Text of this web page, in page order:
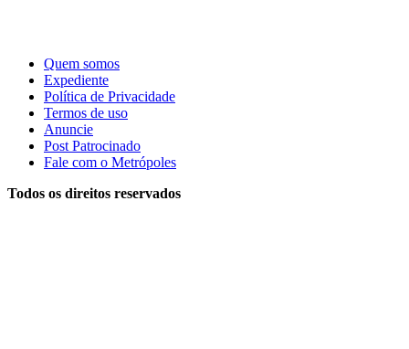
Quem somos
Expediente
Política de Privacidade
Termos de uso
Anuncie
Post Patrocinado
Fale com o Metrópoles
Todos os direitos reservados